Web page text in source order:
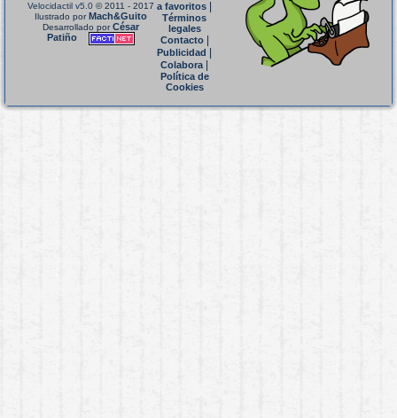
Velocidactil v5.0 © 2011 - 2017
Ilustrado porMach&Guito
Desarrollado porCésar
Patiño
a favoritos
Términos
legales
Contacto|
Publicidad
Colabora|
Política de
Cookies